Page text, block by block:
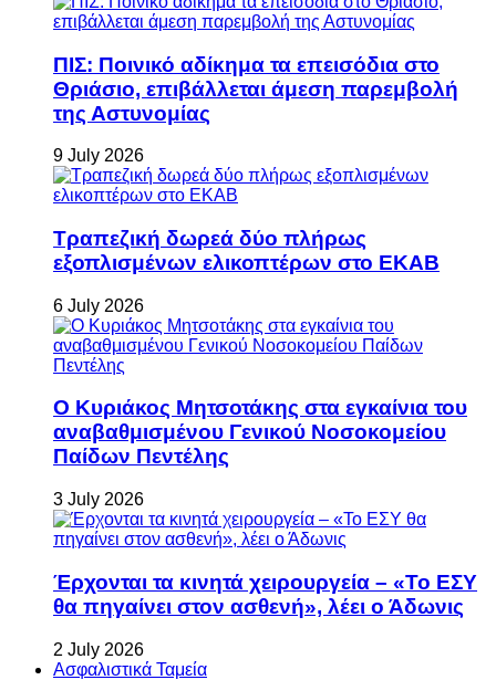
ΠΙΣ: Ποινικό αδίκημα τα επεισόδια στο
Θριάσιο, επιβάλλεται άμεση παρεμβολή
της Αστυνομίας
9 July 2026
Τραπεζική δωρεά δύο πλήρως
εξοπλισμένων ελικοπτέρων στο ΕΚΑΒ
6 July 2026
Ο Κυριάκος Μητσοτάκης στα εγκαίνια του
αναβαθμισμένου Γενικού Νοσοκομείου
Παίδων Πεντέλης
3 July 2026
Έρχονται τα κινητά χειρουργεία – «Το ΕΣΥ
θα πηγαίνει στον ασθενή», λέει ο Άδωνις
2 July 2026
Ασφαλιστικά Ταμεία